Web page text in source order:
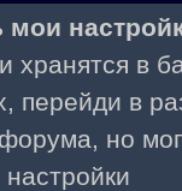
мои
хранятся в
перейди в
но